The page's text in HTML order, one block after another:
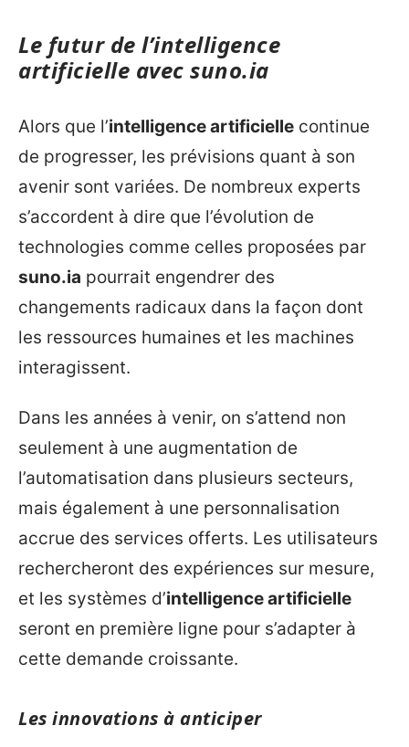
Le futur de l’intelligence
artificielle avec suno.ia
Alors que l’intelligence artificielle continue
de progresser, les prévisions quant à son
avenir sont variées. De nombreux experts
s’accordent à dire que l’évolution de
technologies comme celles proposées par
suno.ia pourrait engendrer des
changements radicaux dans la façon dont
les ressources humaines et les machines
interagissent.
Dans les années à venir, on s’attend non
seulement à une augmentation de
l’automatisation dans plusieurs secteurs,
mais également à une personnalisation
accrue des services offerts. Les utilisateurs
rechercheront des expériences sur mesure,
et les systèmes d’intelligence artificielle
seront en première ligne pour s’adapter à
cette demande croissante.
Les innovations à anticiper